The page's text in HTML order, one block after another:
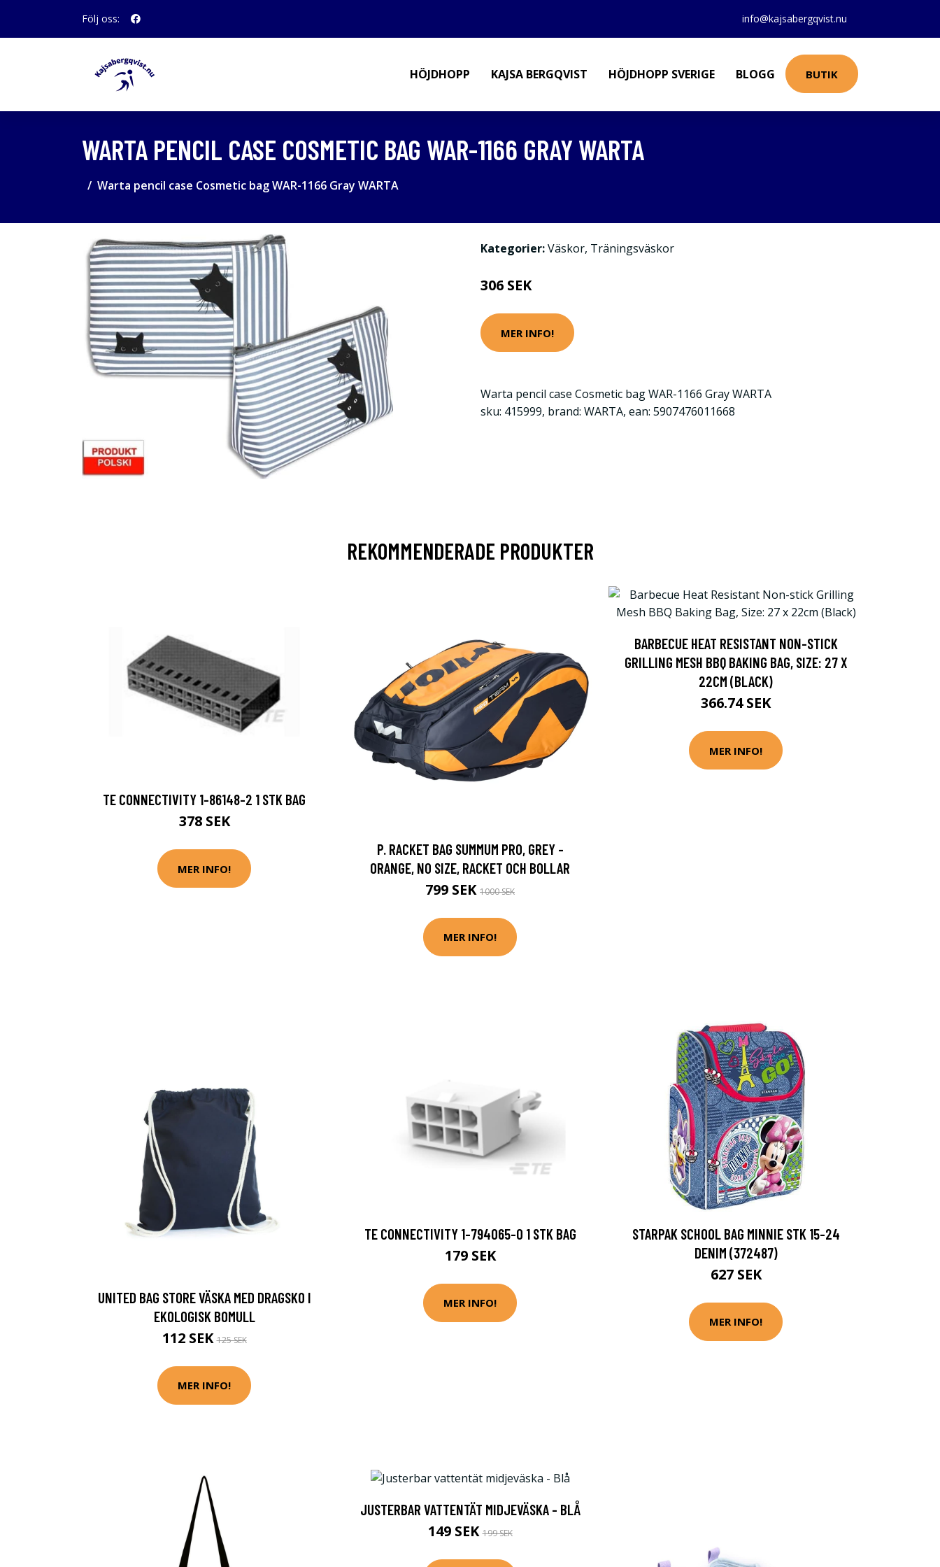
Följ oss: info@kajsabergqvist.nu
HÖJDHOPP KAJSA BERGQVIST HÖJDHOPP SVERIGE BLOGG BUTIK
WARTA PENCIL CASE COSMETIC BAG WAR-1166 GRAY WARTA
Warta pencil case Cosmetic bag WAR-1166 Gray WARTA
Kategorier:Väskor, Träningsväskor
306 SEK
MER INFO!
Warta pencil case Cosmetic bag WAR-1166 Gray WARTA
sku: 415999, brand: WARTA, ean: 5907476011668
REKOMMENDERADE PRODUKTER
TE CONNECTIVITY 1-86148-2 1 STK BAG
378 SEK
MER INFO!
P. RACKET BAG SUMMUM PRO, GREY -
ORANGE, NO SIZE, RACKET OCH BOLLAR
799 SEK 1000 SEK
MER INFO!
BARBECUE HEAT RESISTANT NON-STICK
GRILLING MESH BBQ BAKING BAG, SIZE: 27 X
22CM (BLACK)
366.74 SEK
MER INFO!
UNITED BAG STORE VÄSKA MED DRAGSKO I
EKOLOGISK BOMULL
112 SEK125 SEK
MER INFO!
TE CONNECTIVITY 1-794065-0 1 STK BAG
179 SEK
MER INFO!
STARPAK SCHOOL BAG MINNIE STK 15-24
DENIM (372487)
627 SEK
MER INFO!
JUSTERBAR VATTENTÄT MIDJEVÄSKA - BLÅ
149 SEK199 SEK